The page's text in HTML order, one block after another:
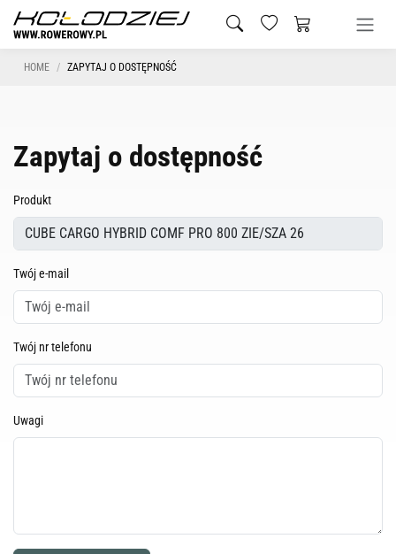
HOME ZAPYTAJ O DOSTĘPNOŚĆ
Zapytaj o dostępność
Produkt
Twój e-mail
Twój nr telefonu
Uwagi